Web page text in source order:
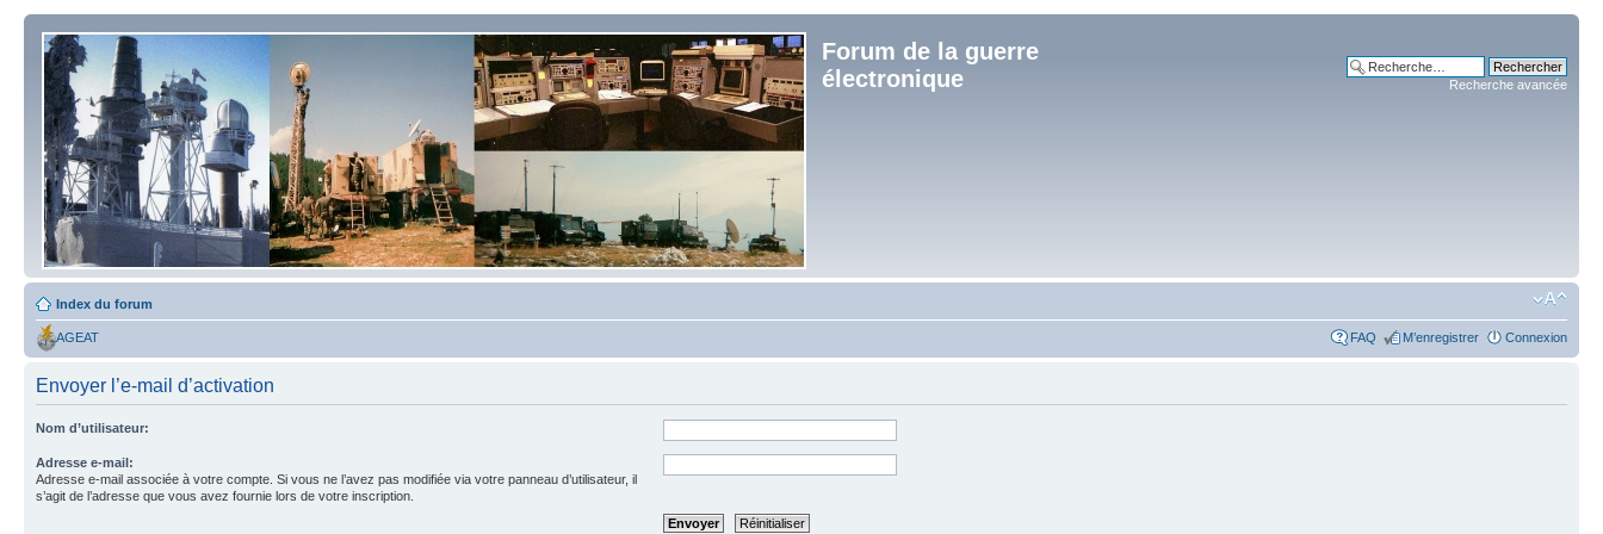
Forum de la guerre
électronique
Recherche avancée
Index du forum
AGEAT FAQ M’enregistrer Connexion
Envoyer l’e-mail d’activation
Nom d’utilisateur:
Adresse e-mail:
Adresse e-mail associée à votre compte. Si vous ne l’avez pas modifiée via votre panneau d’utilisateur, il
s’agit de l’adresse que vous avez fournie lors de votre inscription.